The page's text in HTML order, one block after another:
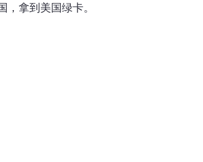
拿到美国绿卡。